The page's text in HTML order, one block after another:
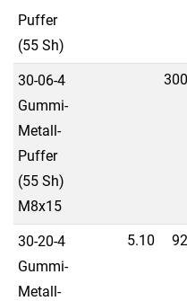
Puffer
(55 Sh)
30-06-4
Gummi-
Metall-
Puffer
(55 Sh)
M8x15
30-20-4
Gummi-
Metall-
5.10